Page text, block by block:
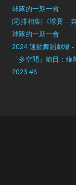
球隊的一期一會
[彩排相集]《球賽 –
球隊的一期一會
2024 運動舞蹈劇場 -
「多空間」節目：
2023 #6